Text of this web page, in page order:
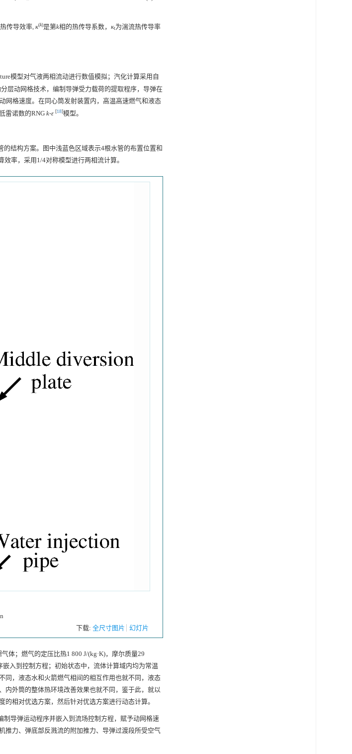
传导效率, κ(k)是第k相的热传导系数， κt为湍流热传导率
模型对气液两相流动进行数值模拟；汽化计算采用自
层动网格技术，编制导弹受力载荷的提取程序，导弹在
网格速度。在同心筒发射装置内，高温高速燃气和液态
雷诺数的RNG k-ε [18]模型。
结构方案。图中浅蓝色区域表示4根水管的布置位置和
率，采用1/4对称模型进行两相流计算。
下载: 全尺寸图片 幻灯片
体；燃气的定压比热1 800 J/(kg·K)，摩尔质量29
入到控制方程；初始状态中，流体计算域内均为常温
同，液态水和火箭燃气相间的相互作用也就不同，液态
内外筒的整体热环境改善效果也就不同，鉴于此，就以
相对优选方案，然后针对优选方案进行动态计算。
导弹运动程序并嵌入到流场控制方程，赋予动网格速
推力、弹底部反溅流的附加推力、导弹过渡段所受空气